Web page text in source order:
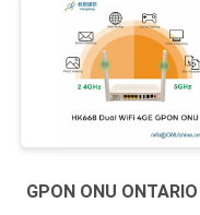
GPON ONU ONTARIO